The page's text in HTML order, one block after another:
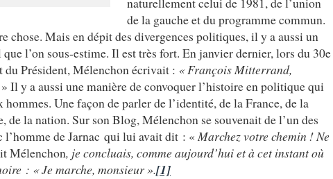
de la gauche et du programme commun.
chose. Mais en dépit des divergences politiques, il y a aussi un
l’on sous-estime. Il est très fort. En janvier dernier, lors du 30e
du Président, Mélenchon écrivait : « François Mitterrand,
Il y a aussi une manière de convoquer l’histoire en politique qui
hommes. Une façon de parler de l’identité, de la France, de la
de la nation. Sur son Blog, Mélenchon se souvenait de l’un des
l’homme de Jarnac qui lui avait dit : « Marchez votre chemin ! Ne
Mélenchon, je concluais, comme aujourd’hui et à cet instant où
: « Je marche, monsieur ».[1]